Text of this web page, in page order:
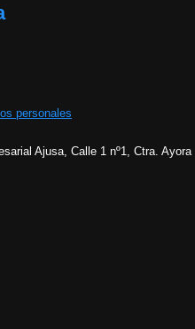
personales
Ajusa, Calle 1 nº1, Ctra.